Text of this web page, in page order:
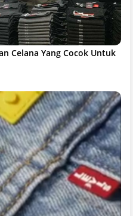
Celana Yang Cocok Untuk